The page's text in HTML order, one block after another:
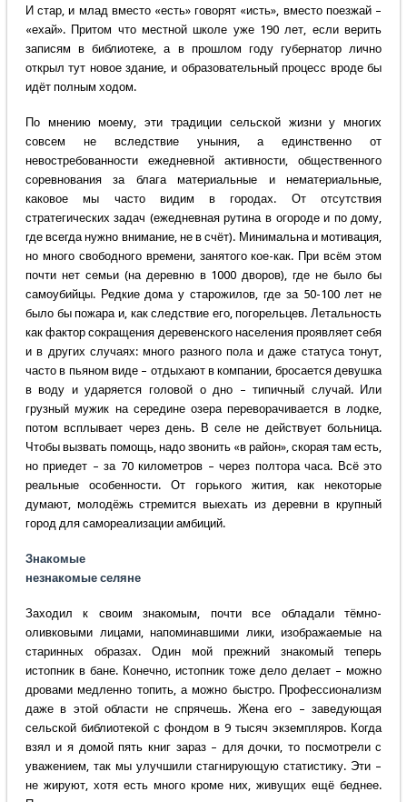
И стар, и млад вместо «есть» говорят «исть», вместо поезжай –
«ехай». Притом что местной школе уже 190 лет, если верить
записям в библиотеке, а в прошлом году губернатор лично
открыл тут новое здание, и образовательный процесс вроде бы
идёт полным ходом.
По мнению моему, эти традиции сельской жизни у многих
совсем не вследствие уныния, а единственно от
невостребованности ежедневной активности, общественного
соревнования за блага материальные и нематериальные,
каковое мы часто видим в городах. От отсутствия
стратегических задач (ежедневная рутина в огороде и по дому,
где всегда нужно внимание, не в счёт). Минимальна и мотивация,
но много свободного времени, занятого кое-как. При всём этом
почти нет семьи (на деревню в 1000 дворов), где не было бы
самоубийцы. Редкие дома у старожилов, где за 50-100 лет не
было бы пожара и, как следствие его, погорельцев. Летальность
как фактор сокращения деревенского населения проявляет себя
и в других случаях: много разного пола и даже статуса тонут,
часто в пьяном виде – отдыхают в компании, бросается девушка
в воду и ударяется головой о дно – типичный случай. Или
грузный мужик на середине озера переворачивается в лодке,
потом всплывает через день. В селе не действует больница.
Чтобы вызвать помощь, надо звонить «в район», скорая там есть,
но приедет – за 70 километров – через полтора часа. Всё это
реальные особенности. От горького жития, как некоторые
думают, молодёжь стремится выехать из деревни в крупный
город для самореализации амбиций.
Знакомые
незнакомые селяне
Заходил к своим знакомым, почти все обладали тёмно-
оливковыми лицами, напоминавшими лики, изображаемые на
старинных образах. Один мой прежний знакомый теперь
истопник в бане. Конечно, истопник тоже дело делает – можно
дровами медленно топить, а можно быстро. Профессионализм
даже в этой области не спрячешь. Жена его – заведующая
сельской библиотекой с фондом в 9 тысяч экземпляров. Когда
взял и я домой пять книг зараз – для дочки, то посмотрели с
уважением, так мы улучшили стагнирующую статистику. Эти –
не жируют, хотя есть много кроме них, живущих ещё беднее.